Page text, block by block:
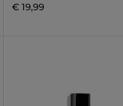
€ 19,99